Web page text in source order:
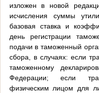
изложен в новой
исчисления суммы
базовая ставка и
день регистрации
подачи в таможенный
сбора, в случаях: если
таможенному
Федерации; если
физическим лицом для